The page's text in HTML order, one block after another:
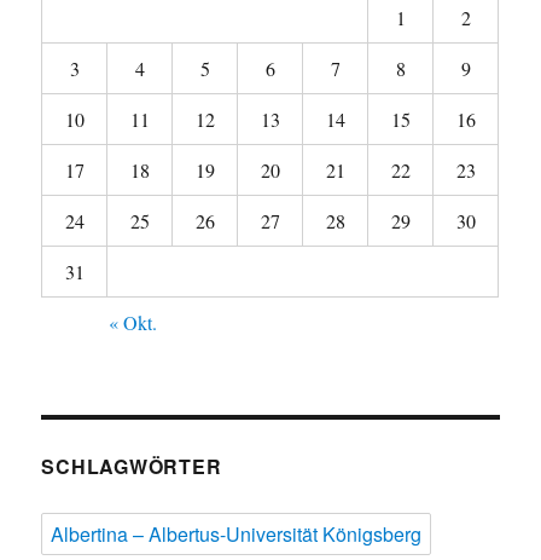
1
2
3
4 5 6 7 8
9
10
11 12 13 14 15
16
17
18 19 20 21 22
23
24
25 26 27 28 29
30
31
« Okt.
SCHLAGWÖRTER
Albertina – Albertus-Universität Königsberg